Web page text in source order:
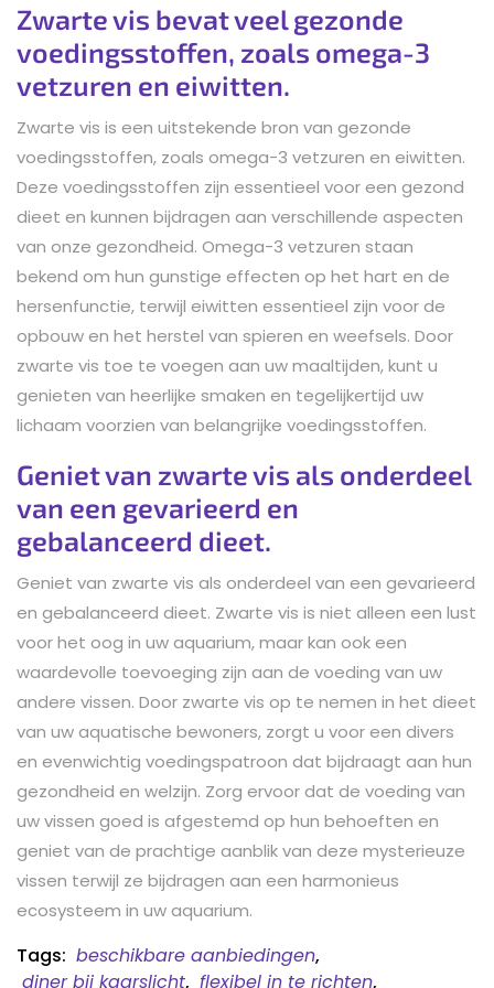
Zwarte vis bevat veel gezonde
voedingsstoffen, zoals omega-3
vetzuren en eiwitten.
Zwarte vis is een uitstekende bron van gezonde
voedingsstoffen, zoals omega-3 vetzuren en eiwitten.
Deze voedingsstoffen zijn essentieel voor een gezond
dieet en kunnen bijdragen aan verschillende aspecten
van onze gezondheid. Omega-3 vetzuren staan
bekend om hun gunstige effecten op het hart en de
hersenfunctie, terwijl eiwitten essentieel zijn voor de
opbouw en het herstel van spieren en weefsels. Door
zwarte vis toe te voegen aan uw maaltijden, kunt u
genieten van heerlijke smaken en tegelijkertijd uw
lichaam voorzien van belangrijke voedingsstoffen.
Geniet van zwarte vis als onderdeel
van een gevarieerd en
gebalanceerd dieet.
Geniet van zwarte vis als onderdeel van een gevarieerd
en gebalanceerd dieet. Zwarte vis is niet alleen een lust
voor het oog in uw aquarium, maar kan ook een
waardevolle toevoeging zijn aan de voeding van uw
andere vissen. Door zwarte vis op te nemen in het dieet
van uw aquatische bewoners, zorgt u voor een divers
en evenwichtig voedingspatroon dat bijdraagt aan hun
gezondheid en welzijn. Zorg ervoor dat de voeding van
uw vissen goed is afgestemd op hun behoeften en
geniet van de prachtige aanblik van deze mysterieuze
vissen terwijl ze bijdragen aan een harmonieus
ecosysteem in uw aquarium.
Tags: beschikbare aanbiedingen,
diner bij kaarslicht, flexibel in te richten,